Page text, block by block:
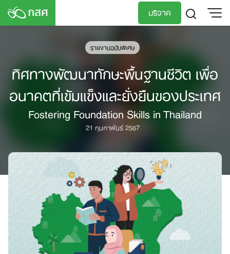
Skip
บริจาค
รายงานฉบับพิเศษ
ทิศทางพัฒนาทักษะพื้นฐานชีวิต เพื่อ
อนาคตที่เข้มแข็งและยั่งยืนของประเทศ
Fostering Foundation Skills in Thailand
21 กุมภาพันธ์ 2567